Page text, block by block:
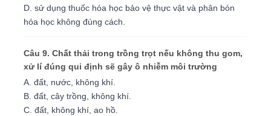
D. sử dụng thuốc hóa học bảo vệ thực vật và phân bón
hóa học không đúng cách.
Câu 9. Chất thải trong trồng trọt nếu không thu gom,
xử lí đúng qui định sẽ gây ô nhiễm môi trường
A. đất, nước, không khí.
B. đất, cây trồng, không khí.
C. đất, không khí, ao hồ.